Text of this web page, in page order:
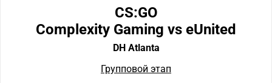
CS:GO
Complexity Gaming vs eUnited
DH Atlanta
Групповой этап